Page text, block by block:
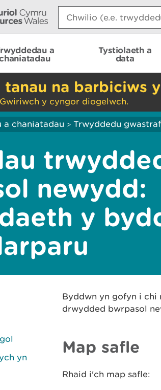
Search:
a
Tystiolaeth a
data
tanau na barbiciws
y cyngor diogelwch.
a chaniatadau > Trwyddedu
newydd:
y
yn
Byddwn yn gofyn i chi
drwydded bwrpasol
Map safle
Rhaid i'ch map safle: